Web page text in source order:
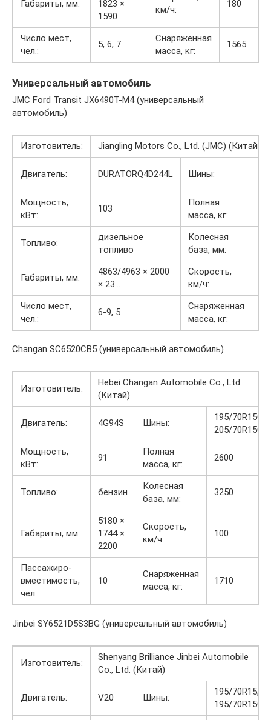
Габариты, мм:
1823 ×
1590
км/ч:
180
Число мест,
чел.:
5, 6, 7
Снаряженная
масса, кг:
1565
Универсальный автомобиль
JMC Ford Transit JX6490T-M4 (универсальный
автомобиль)
Изготовитель: Jiangling Motors Co., Ltd. (JMC) (Китай)
Двигатель: DURATORQ4D244L Шины:
Мощность,
кВт:
103
Полная
масса, кг:
Топливо:
дизельное
топливо
Колесная
база, мм:
Габариты, мм:
4863/4963 × 2000
× 23…
Скорость,
км/ч:
Число мест,
чел.:
6-9, 5
Снаряженная
масса, кг:
Changan SC6520CB5 (универсальный автомобиль)
Изготовитель:
Hebei Changan Automobile Co., Ltd.
(Китай)
Двигатель: 4G94S Шины:
195/70R15C,
205/70R15C
Мощность,
кВт:
91
Полная
масса, кг:
2600
Топливо: бензин
Колесная
база, мм:
3250
Габариты, мм:
5180 ×
1744 ×
2200
Скорость,
км/ч:
100
Пассажиро-
вместимость,
чел.:
10
Снаряженная
масса, кг:
1710
Jinbei SY6521D5S3BG (универсальный автомобиль)
Изготовитель:
Shenyang Brilliance Jinbei Automobile
Co., Ltd. (Китай)
Двигатель: V20 Шины:
195/70R15,
195/70R15C